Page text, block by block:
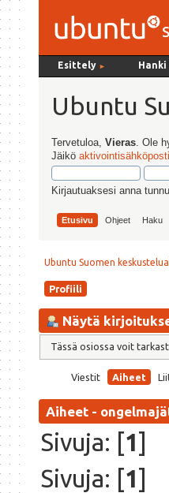
Esittely ► Hanki
Ubuntu
Tervetuloa,Vieras . Ole
Jäiköaktivointisähköposti
Kirjautuaksesi anna
Etusivu Ohjeet Haku
Ubuntu Suomen
Profiili
Näytä
Tässä osiossa voit
Viestit Aiheet
Aiheet -
Sivuja: [1]
Sivuja: [1]